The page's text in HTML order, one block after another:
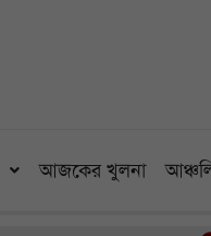
আজকের খুলনা